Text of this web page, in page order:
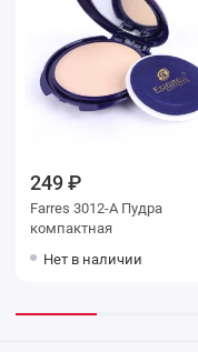
249 ₽
Farres 3012-A Пудра
компактная
Нет в наличии